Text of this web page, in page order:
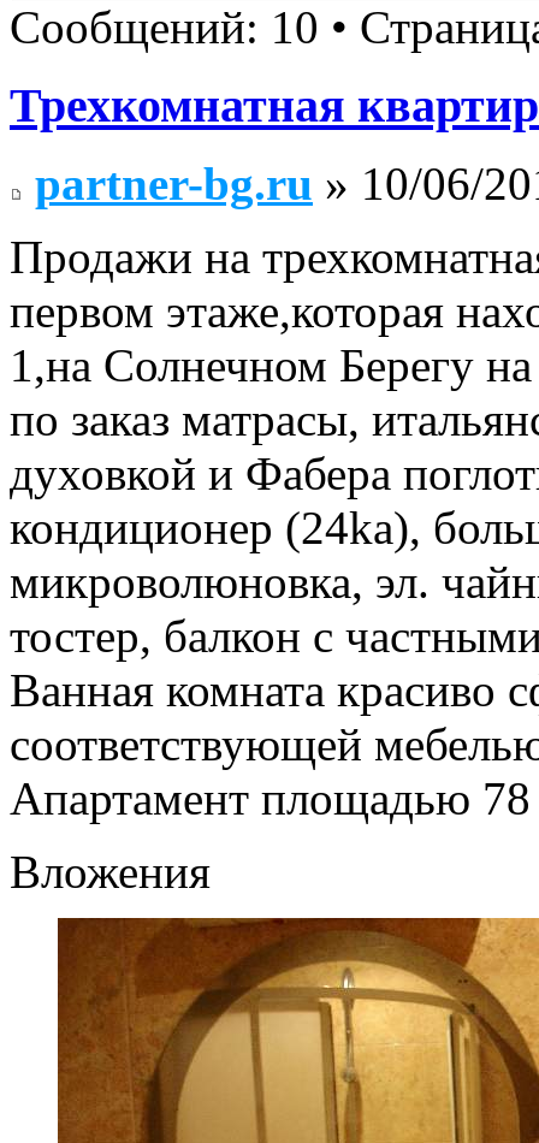
Сообщений: 10 •
Трехкомнатная
partner-bg.ru » 10/06/
Продажи на
первом этаже,которая
1,на Солнечном Берегу
по заказ матрасы,
духовкой и Фабера
кондиционер (24ka),
микроволюновка, эл.
тостер, балкон с
Ванная комната красиво
соответствующей
Апартамент площадью 78
Вложения